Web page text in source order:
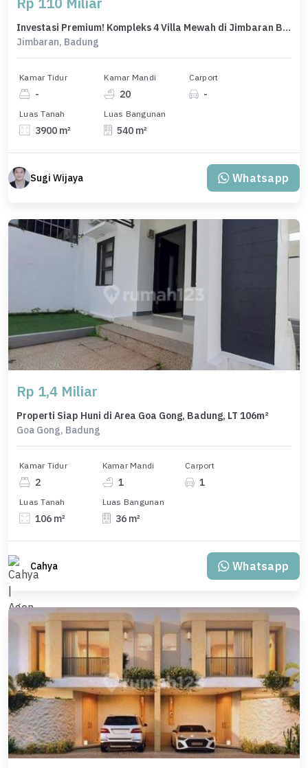
Investasi Premium! Kompleks 4 Villa Mewah di Jimbaran Bali - View Eksotis & Fasilitas Lengkap
Jimbaran, Badung
Kamar Tidur
-
Kamar Mandi
20
Carport
-
Luas Tanah
3900 m²
Luas Bangunan
540 m²
Sugi Wijaya Whatsapp
Rp 1,4 Miliar
Properti Siap Huni di Area Goa Gong, Badung, LT 106m²
Goa Gong, Badung
Kamar Tidur
2
Kamar Mandi
1
Carport
1
Luas Tanah
106 m²
Luas Bangunan
36 m²
Cahya Whatsapp